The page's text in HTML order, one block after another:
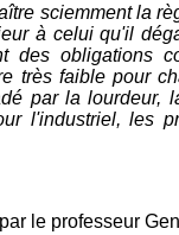
sciemment la
à celui qu'il
des obligations
très faible pour
par la lourdeur,
l'industriel, les
le professeur